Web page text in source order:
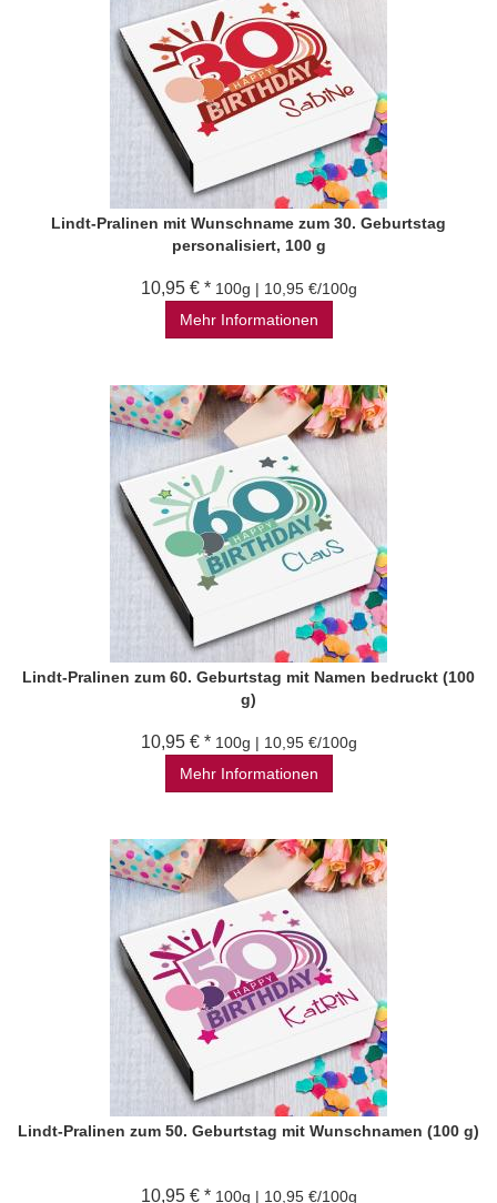
Lindt-Pralinen mit Wunschname zum 30. Geburtstag
personalisiert, 100 g
10,95 € * 100g | 10,95 €/100g
Mehr Informationen
Lindt-Pralinen zum 60. Geburtstag mit Namen bedruckt (100
g)
10,95 € * 100g | 10,95 €/100g
Mehr Informationen
Lindt-Pralinen zum 50. Geburtstag mit Wunschnamen (100 g)
10,95 € * 100g | 10,95 €/100g